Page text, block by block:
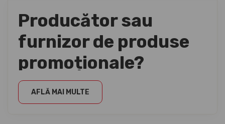
Producător sau
furnizor de produse
promoționale?
Diferențe care pot
influența succesul
AFLĂ MAI MULTE